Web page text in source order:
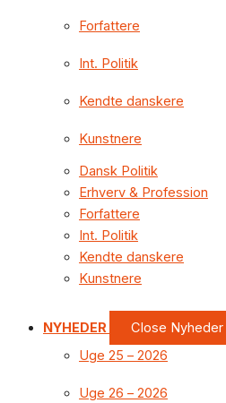
Forfattere
Int. Politik
Kendte danskere
Kunstnere
Dansk Politik
Erhverv & Profession
Forfattere
Int. Politik
Kendte danskere
Kunstnere
NYHEDER
Close Nyheder
Uge 25 – 2026
Uge 26 – 2026